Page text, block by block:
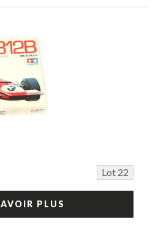
Lot 22
PLUS